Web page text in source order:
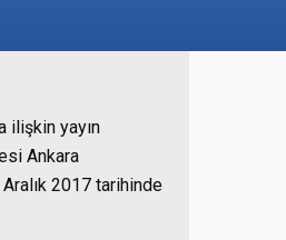
ilişkin yayın
Ankara
2017 tarihinde